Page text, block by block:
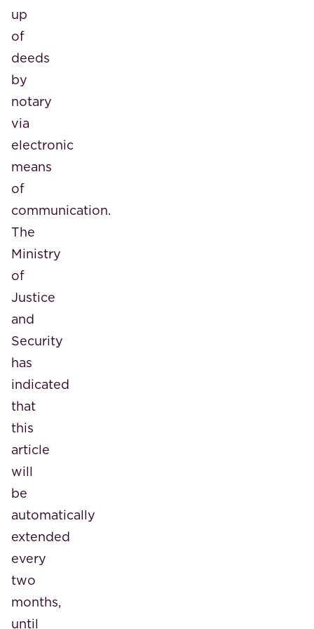
up
of
deeds
by
notary
via
electronic
means
of
communication.
The
Ministry
of
Justice
and
Security
has
indicated
that
this
article
will
be
automatically
extended
every
two
months,
until